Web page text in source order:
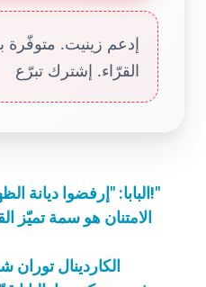
إدعم زينيت. متوفّرة
القرّاء. إشترك تبرّع
البابا: "إرفضوا ديانة الظهور والتباهي والمظاهر!"
الامتنان هو سمة تميّز
الكاردينال